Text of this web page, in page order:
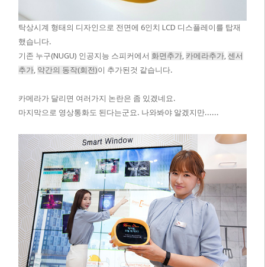
탁상시계 형태의 디자인으로 전면에 6인치 LCD 디스플레이를 탑재
했습니다.
기존 누구(NUGU) 인공지능 스피커에서 화면추가, 카메라추가, 센서
추가, 약간의 동작(회전)이 추가된것 같습니다.
카메라가 달리면 여러가지 논란은 좀 있겠네요.
마지막으로 영상통화도 된다는군요. 나와봐야 알겠지만......